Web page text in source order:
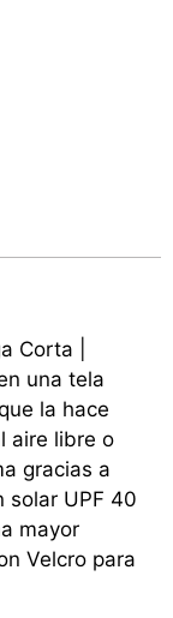
Corta |
una tela
la hace
aire libre o
gracias a
solar UPF 40
mayor
Velcro para